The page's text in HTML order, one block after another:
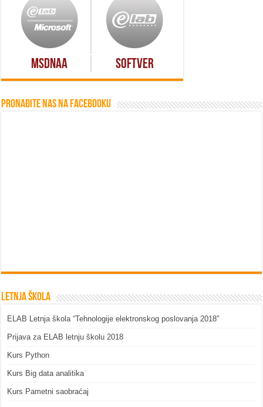
MSDNAA Softver
Pronađite nas na Facebooku
Letnja škola
ELAB Letnja škola “Tehnologije elektronskog poslovanja 2018″
Prijava za ELAB letnju školu 2018
Kurs Python
Kurs Big data analitika
Kurs Pametni saobraćaj